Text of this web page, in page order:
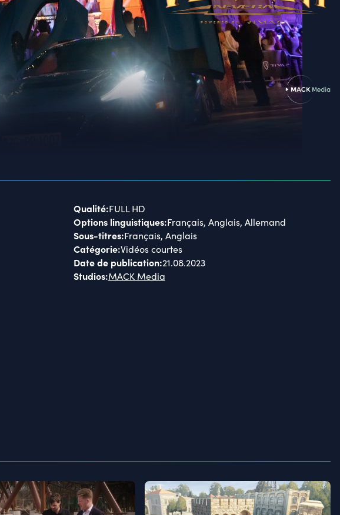
Qualité:FULL HD
Options linguistiques:Français, Anglais, Allemand
Sous-titres:Français, Anglais
Catégorie:Vidéos courtes
Date de publication:21.08.2023
Studios:MACK Media